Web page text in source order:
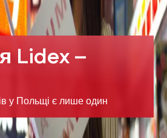
Lidex –
у Польщі є лише один